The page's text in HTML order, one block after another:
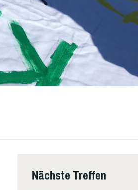
Nächste Treffen